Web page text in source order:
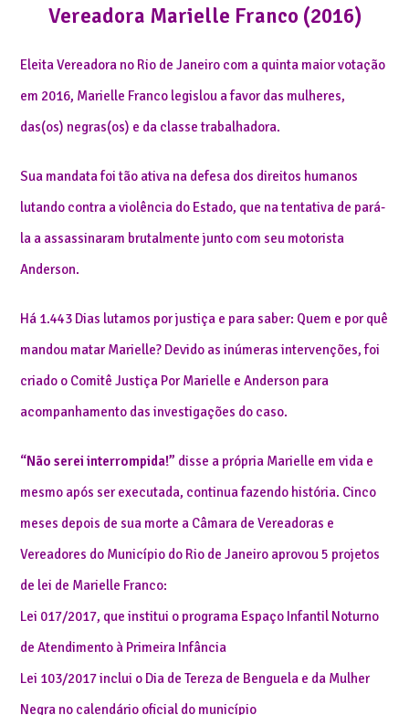
Vereadora Marielle Franco (2016)
Eleita Vereadora no Rio de Janeiro com a quinta maior votação
em 2016, Marielle Franco legislou a favor das mulheres,
das(os) negras(os) e da classe trabalhadora.
Sua mandata foi tão ativa na defesa dos direitos humanos
lutando contra a violência do Estado, que na tentativa de pará-
la a assassinaram brutalmente junto com seu motorista
Anderson.
Há 1.443 Dias lutamos por justiça e para saber: Quem e por quê
mandou matar Marielle? Devido as inúmeras intervenções, foi
criado o Comitê Justiça Por Marielle e Anderson para
acompanhamento das investigações do caso.
“Não serei interrompida!” disse a própria Marielle em vida e
mesmo após ser executada, continua fazendo história. Cinco
meses depois de sua morte a Câmara de Vereadoras e
Vereadores do Município do Rio de Janeiro aprovou 5 projetos
de lei de Marielle Franco:
Lei 017/2017, que institui o programa Espaço Infantil Noturno
de Atendimento à Primeira Infância
Lei 103/2017 inclui o Dia de Tereza de Benguela e da Mulher
Negra no calendário oficial do município